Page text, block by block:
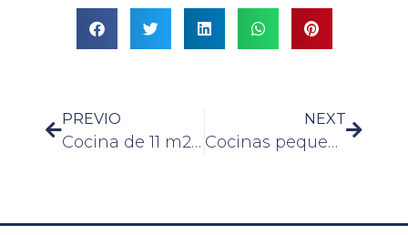
PREVIO
Cocina de 11 m2 con isla
NEXT
Cocinas pequeñas modernas con isla central